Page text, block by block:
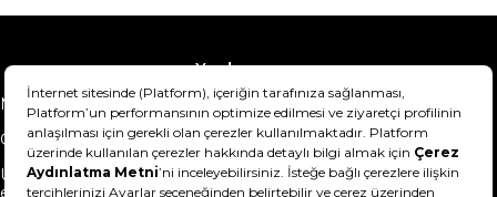
Yardım
Mesafeli Satış Sözleşmesi
Teslimat Bilgisi
Gizlilik Sözleşmesi
Şartlar & Koşullar
Ürünümü nasıl iade
edebilirim?
Hakkımızda